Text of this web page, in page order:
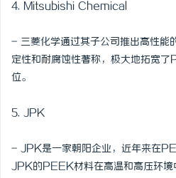
4. Mitsubishi Chemical
- 三菱化学通过其子公司推出高性能
定性和耐腐蚀性著称，极大地拓宽
位。
5. JPK
- JPK是一家朝阳企业，近年来在
JPK的PEEK材料在高温和高压环境